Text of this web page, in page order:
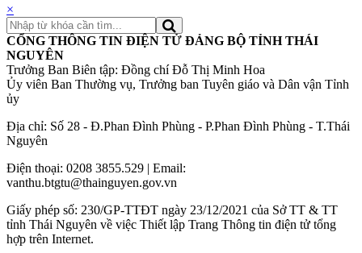
×
CỔNG THÔNG TIN ĐIỆN TỬ ĐẢNG BỘ TỈNH THÁI
NGUYÊN
Trưởng Ban Biên tập: Đồng chí Đỗ Thị Minh Hoa
Ủy viên Ban Thường vụ, Trưởng ban Tuyên giáo và Dân vận Tỉnh
ủy
Địa chỉ: Số 28 - Đ.Phan Đình Phùng - P.Phan Đình Phùng - T.Thái
Nguyên
Điện thoại: 0208 3855.529 | Email:
vanthu.btgtu@thainguyen.gov.vn
Giấy phép số: 230/GP-TTĐT ngày 23/12/2021 của Sở TT & TT
tỉnh Thái Nguyên về việc Thiết lập Trang Thông tin điện tử tổng
hợp trên Internet.